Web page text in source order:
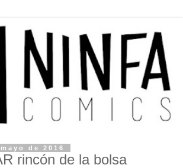
de 2016
rincón de la bolsa